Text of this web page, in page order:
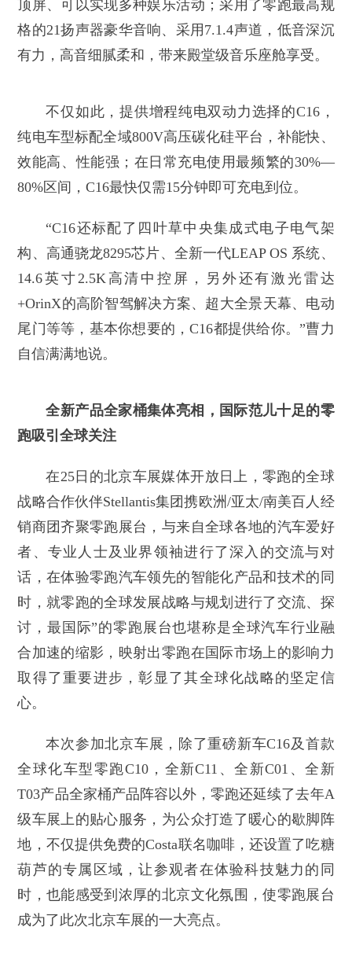
顶屏、可以实现多种娱乐活动；采用了零跑最高规
格的21扬声器豪华音响、采用7.1.4声道，低音深沉
有力，高音细腻柔和，带来殿堂级音乐座舱享受。
不仅如此，提供增程纯电双动力选择的C16，
纯电车型标配全域800V高压碳化硅平台，补能快、
效能高、性能强；在日常充电使用最频繁的30%—
80%区间，C16最快仅需15分钟即可充电到位。
“C16还标配了四叶草中央集成式电子电气架
构、高通骁龙8295芯片、全新一代LEAP OS 系统、
14.6英寸2.5K高清中控屏，另外还有激光雷达
+OrinX的高阶智驾解决方案、超大全景天幕、电动
尾门等等，基本你想要的，C16都提供给你。”曹力
自信满满地说。
全新产品全家桶集体亮相，国际范儿十足的零
跑吸引全球关注
在25日的北京车展媒体开放日上，零跑的全球
战略合作伙伴Stellantis集团携欧洲/亚太/南美百人经
销商团齐聚零跑展台，与来自全球各地的汽车爱好
者、专业人士及业界领袖进行了深入的交流与对
话，在体验零跑汽车领先的智能化产品和技术的同
时，就零跑的全球发展战略与规划进行了交流、探
讨，最国际”的零跑展台也堪称是全球汽车行业融
合加速的缩影，映射出零跑在国际市场上的影响力
取得了重要进步，彰显了其全球化战略的坚定信
心。
本次参加北京车展，除了重磅新车C16及首款
全球化车型零跑C10，全新C11、全新C01、全新
T03产品全家桶产品阵容以外，零跑还延续了去年A
级车展上的贴心服务，为公众打造了暖心的歇脚阵
地，不仅提供免费的Costa联名咖啡，还设置了吃糖
葫芦的专属区域，让参观者在体验科技魅力的同
时，也能感受到浓厚的北京文化氛围，使零跑展台
成为了此次北京车展的一大亮点。